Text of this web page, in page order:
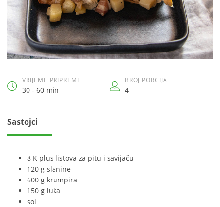
VRIJEME PRIPREME
30 - 60 min
BROJ PORCIJA
4
Sastojci
8 K plus listova za pitu i savijaču
120 g slanine
600 g krumpira
150 g luka
sol